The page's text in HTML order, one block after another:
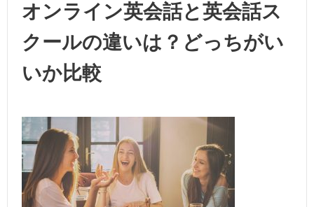
オンライン英会話と英会話ス
クールの違いは？どっちがい
いか比較